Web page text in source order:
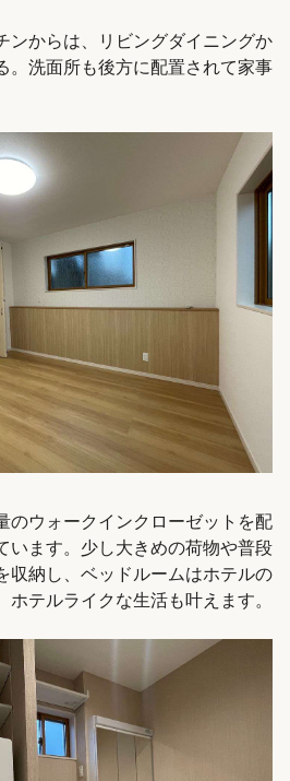
ンからは、リビングダイニングか
。洗面所も後方に配置されて家事
のウォークインクローゼットを配
います。少し大きめの荷物や普段
収納し、ベッドルームはホテルの
テルライクな生活も叶えます。